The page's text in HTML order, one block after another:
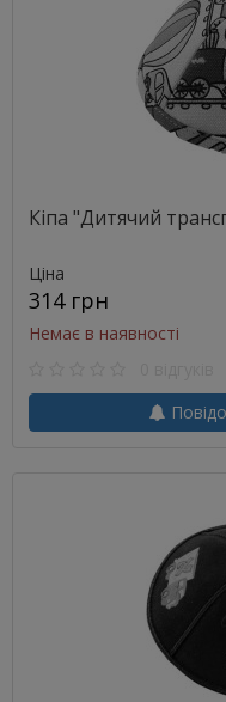
Кіпа "Дитячий
Ціна
314 грн
Немає в наявності